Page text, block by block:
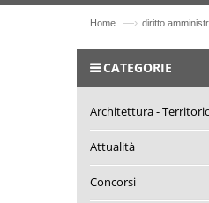
Home —› diritto
CATEGORIE
Architettura -
Attualità
Concorsi